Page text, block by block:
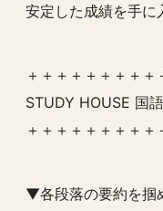
安定した成績を手に
＋＋＋＋＋＋＋＋＋
STUDY HOUSE 国
＋＋＋＋＋＋＋＋＋
▼各段落の要約を掴